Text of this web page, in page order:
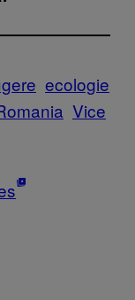
ecologie
Vice